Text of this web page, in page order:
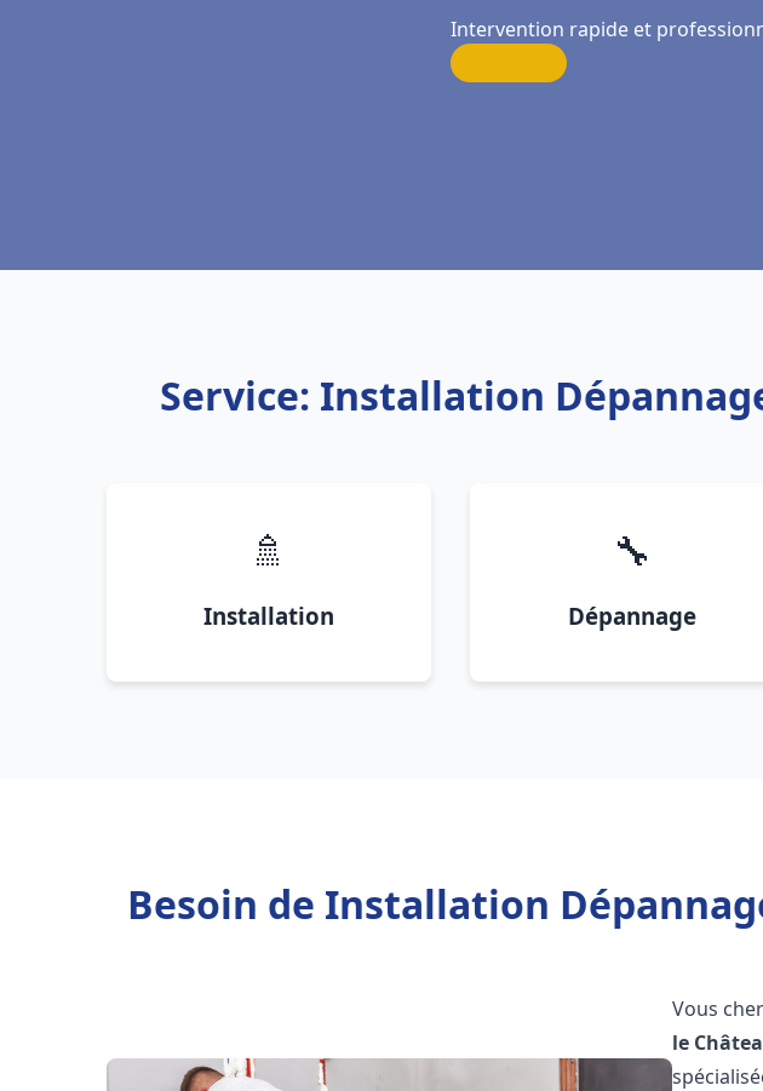
Intervention rapide et
Service: Installation
🚿
Installation
🔧
Dépannage
Besoin de Installation
Vous
le